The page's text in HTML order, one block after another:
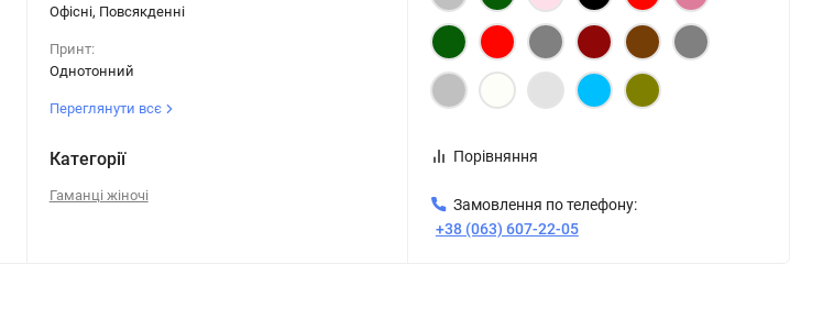
Офісні, Повсякденні
Принт:
Однотонний
Переглянути всє
Категорії
Гаманці жіночі
Порівняння
Замовлення по телефону:
+38 (063) 607-22-05